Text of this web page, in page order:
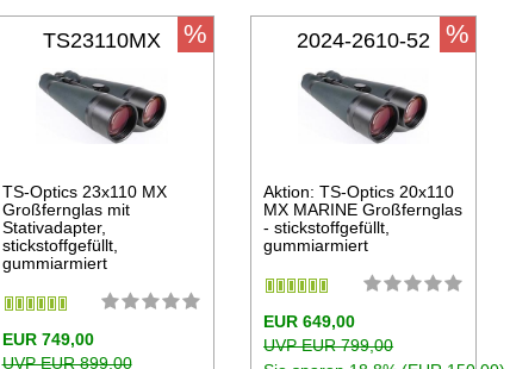
TS23110MX
TS-Optics 23x110 MX
Großfernglas mit
Stativadapter,
stickstoffgefüllt,
gummiarmiert
EUR 749,00
UVP EUR 899,00
% 2024-2610-52
Aktion: TS-Optics 20x110
MX MARINE Großfernglas
- stickstoffgefüllt,
gummiarmiert
EUR 649,00
UVP EUR 799,00
%